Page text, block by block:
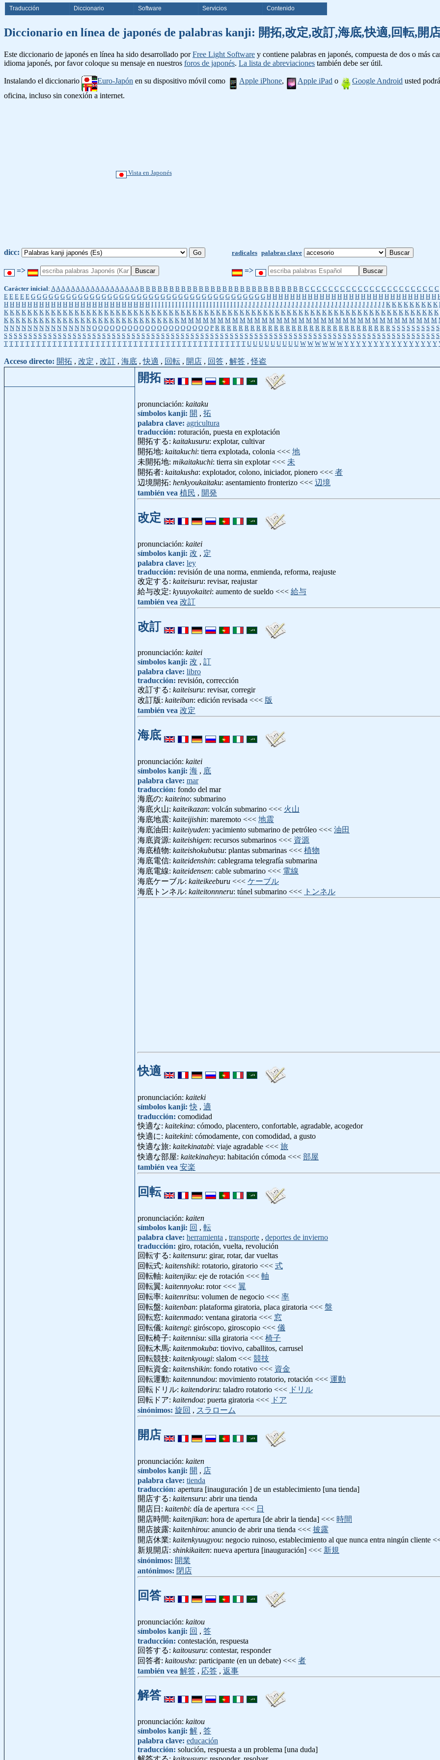
Traducción Diccionario Software Servicios Contenido
Diccionario en línea de japonés de palabras kanji: 開拓,改定,改訂,海底,快適,回転,開
Este diccionario de japonés en línea ha sido desarrollado porFree Light Software y contiene palabras en japonés, compuesta de dos o más
idioma japonés, por favor coloque su mensaje en nuestros foros de japonés. La lista de abreviaciones también debe ser útil.
Instalando el diccionario Euro-Japón en su dispositivo móvil como Apple iPhone, Apple iPad o Google Android usted
oficina, incluso sin conexión a internet.
Vista en Japonés
dicc: radicales palabras clave
=> =>
Carácter inicial: A A A A A A A A A A A A A A A A A A B B B B B B B B B B B B B B B B B B B B B B B B B B B B C C C C C C C C C C C C C C C C C C C C C C C
E E E E E G G G G G G G G G G G G G G G G G G G G G G G G G G G G G G G G G G G G G G G G H H H H H H H H H H H H H H H H H H H H H H H H H H H H H
H H H H H H H H H H H H H H H H H H H H H H H H H I I I I I I I I I I I I I I I I I I I I I I I I I I J J J J J J J J J J J J J J J J J J J J J J J J J J J J J J J J J J J J J K K K K K K K K K
K K K K K K K K K K K K K K K K K K K K K K K K K K K K K K K K K K K K K K K K K K K K K K K K K K K K K K K K K K K K K K K K K K K K K K K K K K
K K K K K K K K K K K K K K K K K K K K K K K K K K K K K K M M M M M M M M M M M M M M M M M M M M M M M M M M M M M M M M M M M
N N N N N N N N N N N N N N N O O O O O O O O O O O O O O O O O O O O P R R R R R R R R R R R R R R R R R R R R R R R R R R R R R R S S S S S S S S S S
S S S S S S S S S S S S S S S S S S S S S S S S S S S S S S S S S S S S S S S S S S S S S S S S S S S S S S S S S S S S S S S S S S S S S S S S S S S S S S S S S S S S S S S S S
T T T T T T T T T T T T T T T T T T T T T T T T T T T T T T T T T T T T T T T T T T T T T U U U U U U U U U W W W W W W Y Y Y Y Y Y Y Y Y Y Y Y Y Y Y Y
Acceso directo: 開拓 , 改定 , 改訂 , 海底 ,快適 , 回転 , 開店 , 回答 , 解答 ,怪盗
開拓
pronunciación: kaitaku
símbolos kanji: 開 , 拓
palabra clave: agricultura
traducción: roturación, puesta en explotación
開拓する: kaitakusuru: explotar, cultivar
開拓地: kaitakuchi: tierra explotada, colonia <<< 地
未開拓地: mikaitakuchi: tierra sin explotar <<< 未
開拓者: kaitakusha: explotador, colono, iniciador, pionero <<< 者
辺境開拓: henkyoukaitaku: asentamiento fronterizo <<< 辺境
también vea 植民 , 開発
改定
pronunciación: kaitei
símbolos kanji: 改 , 定
palabra clave: ley
traducción: revisión de una norma, enmienda, reforma, reajuste
改定する: kaiteisuru: revisar, reajustar
給与改定: kyuuyokaitei: aumento de sueldo <<< 給与
también vea 改訂
改訂
pronunciación: kaitei
símbolos kanji: 改 , 訂
palabra clave: libro
traducción: revisión, corrección
改訂する: kaiteisuru: revisar, corregir
改訂版: kaiteiban: edición revisada <<< 版
también vea 改定
海底
pronunciación: kaitei
símbolos kanji: 海 , 底
palabra clave: mar
traducción: fondo del mar
海底の: kaiteino: submarino
海底火山: kaiteikazan: volcán submarino <<< 火山
海底地震: kaiteijishin: maremoto <<< 地震
海底油田: kaiteiyuden: yacimiento submarino de petróleo <<< 油田
海底資源: kaiteishigen: recursos submarinos <<< 資源
海底植物: kaiteishokubutsu: plantas submarinas <<< 植物
海底電信: kaiteidenshin: cablegrama telegrafía submarina
海底電線: kaiteidensen: cable submarino <<< 電線
海底ケーブル: kaiteikeeburu <<< ケーブル
海底トンネル: kaiteitonnneru: túnel submarino <<< トンネル
快適
pronunciación: kaiteki
símbolos kanji:快 , 適
traducción: comodidad
快適な: kaitekina: cómodo, placentero, confortable, agradable, acogedor
快適に: kaitekini: cómodamente, con comodidad, a gusto
快適な旅: kaitekinatabi: viaje agradable <<< 旅
快適な部屋: kaitekinaheya: habitación cómoda <<< 部屋
también vea 安楽
回転
pronunciación: kaiten
símbolos kanji: 回 , 転
palabra clave: herramienta , transporte , deportes de invierno
traducción: giro, rotación, vuelta, revolución
回転する: kaitensuru: girar, rotar, dar vueltas
回転式: kaitenshiki: rotatorio, giratorio <<< 式
回転軸: kaitenjiku: eje de rotación <<< 軸
回転翼: kaitennyoku: rotor <<< 翼
回転率: kaitenritsu: volumen de negocio <<< 率
回転盤: kaitenban: plataforma giratoria, placa giratoria <<< 盤
回転窓: kaitenmado: ventana giratoria <<< 窓
回転儀: kaitengi: giróscopo, giroscopio <<< 儀
回転椅子: kaitennisu: silla giratoria <<< 椅子
回転木馬: kaitenmokuba: tiovivo, caballitos, carrusel
回転競技: kaitenkyougi: slalom <<< 競技
回転資金: kaitenshikin: fondo rotativo <<< 資金
回転運動: kaitennundou: movimiento rotatorio, rotación <<< 運動
回転ドリル: kaitendoriru: taladro rotatorio <<< ドリル
回転ドア: kaitendoa: puerta giratoria <<< ドア
sinónimos: 旋回 , スラローム
開店
pronunciación: kaiten
símbolos kanji: 開 , 店
palabra clave: tienda
traducción: apertura [inauguración ] de un establecimiento [una tienda]
開店する: kaitensuru: abrir una tienda
開店日: kaitenbi: día de apertura <<< 日
開店時間: kaitenjikan: hora de apertura [de abrir la tienda] <<< 時間
開店披露: kaitenhirou: anuncio de abrir una tienda <<< 披露
開店休業: kaitenkyuugyou: negocio ruinoso, establecimiento al que nunca entra ningún cliente
新規開店: shinkikaiten: nueva apertura [inauguración] <<< 新規
sinónimos: 開業
antónimos: 閉店
回答
pronunciación: kaitou
símbolos kanji: 回 , 答
traducción: contestación, respuesta
回答する: kaitousuru: contestar, responder
回答者: kaitousha: participante (en un debate) <<< 者
también vea 解答 , 応答 , 返事
解答
pronunciación: kaitou
símbolos kanji: 解 , 答
palabra clave: educación
traducción: solución, respuesta a un problema [una duda]